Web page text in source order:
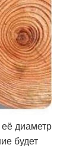
диаметр
будет